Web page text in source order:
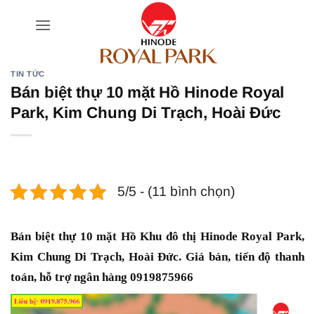
TIN TỨC
Bán biệt thự 10 mặt Hồ Hinode Royal
Park, Kim Chung Di Trạch, Hoài Đức
5/5 - (11 bình chọn)
Bán biệt thự 10 mặt Hồ Khu đô thị Hinode Royal Park,
Kim Chung Di Trạch, Hoài Đức. Giá bán, tiến độ thanh
toán, hỗ trợ ngân hàng 0919875966